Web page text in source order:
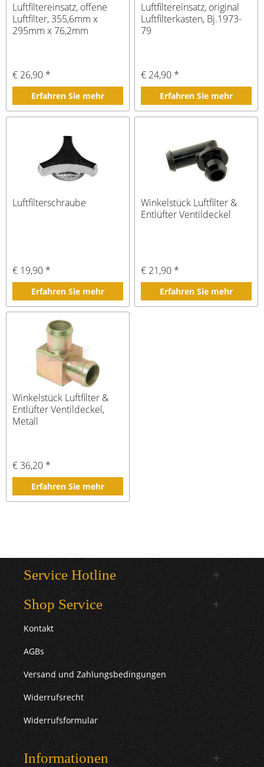
Luftfiltereinsatz, offene
Luftfilter, 355,6mm x
295mm x 76,2mm
€ 26,90 *
Erfahren Sie mehr
Luftfiltereinsatz, original
Luftfilterkasten, Bj.1973-
79
€ 24,90 *
Erfahren Sie mehr
Luftfilterschraube
€ 19,90 *
Erfahren Sie mehr
Winkelstück Luftfilter &
Entlüfter Ventildeckel
€ 21,90 *
Erfahren Sie mehr
Winkelstück Luftfilter &
Entlüfter Ventildeckel,
Metall
€ 36,20 *
Erfahren Sie mehr
Service Hotline
Shop Service
Kontakt
AGBs
Versand und Zahlungsbedingungen
Widerrufsrecht
Widerrufsformular
Informationen